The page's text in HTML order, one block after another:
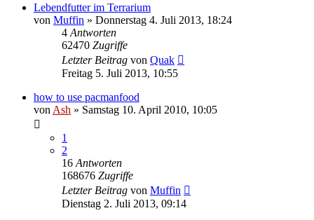
Lebendfutter im Terrarium
von Muffin » Donnerstag 4. Juli 2013, 18:24
4 Antworten
62470 Zugriffe
Letzter Beitrag von Quak
Freitag 5. Juli 2013, 10:55
how to use pacmanfood
von Ash » Samstag 10. April 2010, 10:05
1
2
16 Antworten
168676 Zugriffe
Letzter Beitrag von Muffin
Dienstag 2. Juli 2013, 09:14